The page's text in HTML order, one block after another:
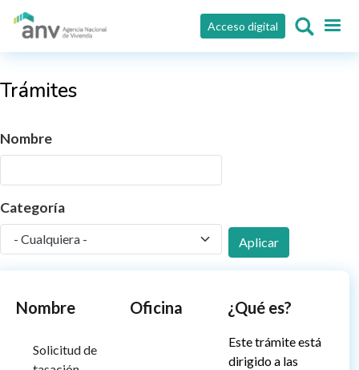
Pasar al contenido principal
Acceso digital
Trámites
Nombre
Categoría
Aplicar
Nombre Oficina ¿Qué es?
Solicitud de
Este trámite está
dirigido a las